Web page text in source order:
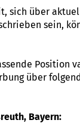
sich über
sein,
Position
über
Bayern: